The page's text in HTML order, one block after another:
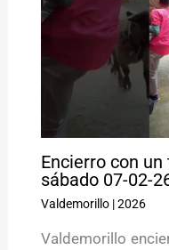
Encierro con
sábado 07-02-
Valdemorillo|2026
Valdemorillo